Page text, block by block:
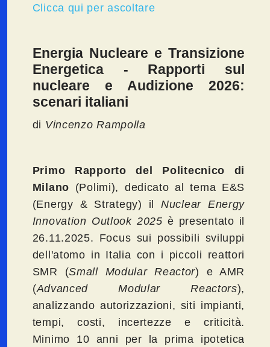
Clicca qui per ascoltare
Energia Nucleare e Transizione
Energetica - Rapporti sul
nucleare e Audizione 2026:
scenari italiani
di Vincenzo Rampolla
Primo Rapporto del Politecnico di
Milano (Polimi), dedicato al tema E&S
(Energy & Strategy) ilNuclear Energy
Innovation Outlook 2025 è presentato il
26.11.2025. Focus sui possibili sviluppi
dell'atomo in Italia con i piccoli reattori
SMR (Small Modular Reactor) e AMR
(Advanced Modular Reactors),
analizzando autorizzazioni, siti impianti,
tempi, costi, incertezze e criticità.
Minimo 10 anni per la prima ipotetica